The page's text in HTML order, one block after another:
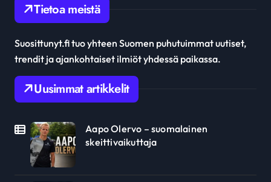
Tietoa meistä
Suosittunyt.fi tuo yhteen Suomen puhutuimmat uutiset,
trendit ja ajankohtaiset ilmiöt yhdessä paikassa.
Uusimmat artikkelit
Aapo Olervo – suomalainen
skeittivaikuttaja